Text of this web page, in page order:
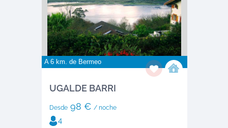
A 6 km. de Bermeo
UGALDE BARRI
Desde98 € / noche
4